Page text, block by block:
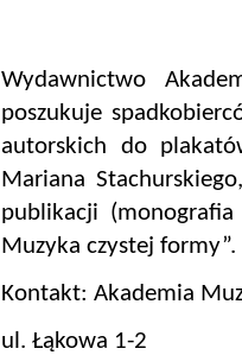
Wydawnictwo
poszukuje
autorskich do
Mariana
publikacji
Muzyka czystej formy”.
Kontakt: Akademia
ul. Łąkowa 1-2